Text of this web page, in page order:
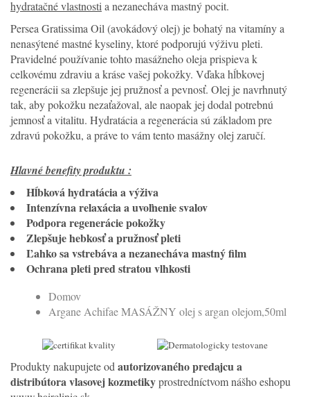
hydratačné vlastnosti a nezanecháva mastný pocit.
Persea Gratissima Oil (avokádový olej) je bohatý na vitamíny a
nenasýtené mastné kyseliny, ktoré podporujú výživu pleti.
Pravidelné používanie tohto masážneho oleja prispieva k
celkovému zdraviu a kráse vašej pokožky. Vďaka hĺbkovej
regenerácii sa zlepšuje jej pružnosť a pevnosť. Olej je navrhnutý
tak, aby pokožku nezaťažoval, ale naopak jej dodal potrebnú
jemnosť a vitalitu. Hydratácia a regenerácia sú základom pre
zdravú pokožku, a práve to vám tento masážny olej zaručí.
Hlavné benefity produktu :
Hĺbková hydratácia a výživa
Intenzívna relaxácia a uvoľnenie svalov
Podpora regenerácie pokožky
Zlepšuje hebkosť a pružnosť pleti
Ľahko sa vstrebáva a nezanecháva mastný film
Ochrana pleti pred stratou vlhkosti
Domov
Argane Achifae MASÁŽNY olej s argan olejom,50ml
Produkty nakupujete od autorizovaného predajcu a
distribútora vlasovej kozmetikyprostredníctvom nášho eshopu